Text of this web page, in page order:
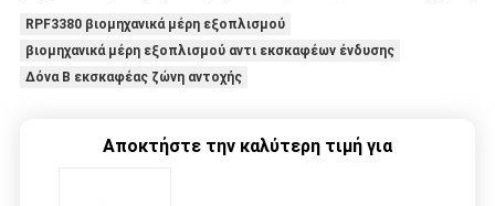
RPF3380 βιομηχανικά μέρη εξοπλισμού
βιομηχανικά μέρη εξοπλισμού αντι εκσκαφέων ένδυσης
Δόνα Β εκσκαφέας ζώνη αντοχής
Αποκτήστε την καλύτερη τιμή για